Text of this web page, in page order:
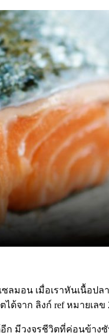
ลมอน เมื่อเราหันเนื้อ
ด้จาก ลิงก์ ref หมายเลข
ก มีวงจรชีวิตที่ค่อนข้า